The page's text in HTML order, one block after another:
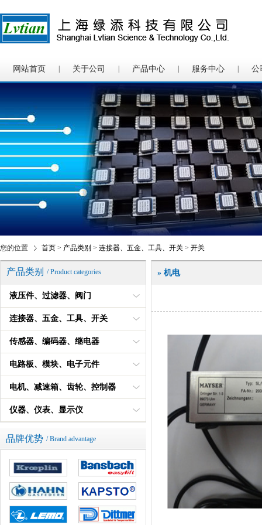
网站首页 关于公司 产品中心 服务中心 公
您的位置 首页 > 产品类别 > 连接器、五金、工具、开关 > 开关
产品类别 / Product categories
液压件、过滤器、阀门
连接器、五金、工具、开关
传感器、编码器、继电器
电路板、模块、电子元件
电机、减速箱、齿轮、控制器
仪器、仪表、显示仪
品牌优势 / Brand advantage
» 机电